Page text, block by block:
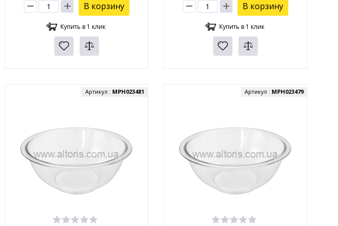
В корзину
Купить в 1 клик
В корзину
Купить в 1 клик
Артикул : MPH023481 Артикул : MPH023479